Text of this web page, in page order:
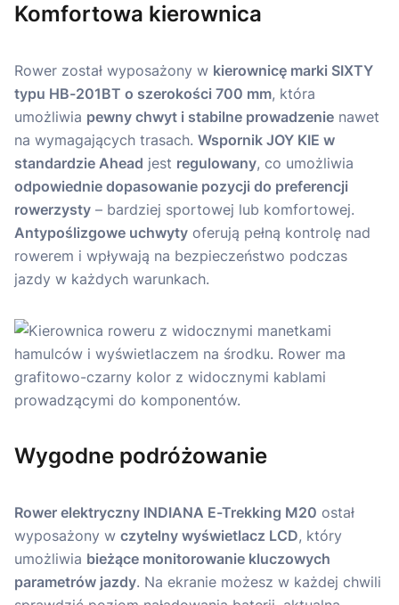
Komfortowa kierownica
Rower został wyposażony w kierownicę marki SIXTY
typu HB-201BT o szerokości 700 mm, która
umożliwia pewny chwyt i stabilne prowadzenie nawet
na wymagających trasach. Wspornik JOY KIE w
standardzie Ahead jest regulowany, co umożliwia
odpowiednie dopasowanie pozycji do preferencji
rowerzysty – bardziej sportowej lub komfortowej.
Antypoślizgowe uchwyty oferują pełną kontrolę nad
rowerem i wpływają na bezpieczeństwo podczas
jazdy w każdych warunkach.
Wygodne podróżowanie
Rower elektryczny INDIANA E-Trekking M20 ostał
wyposażony w czytelny wyświetlacz LCD, który
umożliwia bieżące monitorowanie kluczowych
parametrów jazdy. Na ekranie możesz w każdej chwili